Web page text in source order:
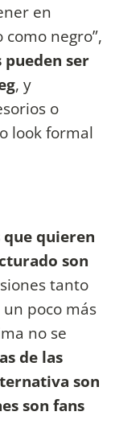
en
negro”,
pueden ser
, y
o
look formal
quieren
son
tanto
poco más
no se
de las
son
son fans